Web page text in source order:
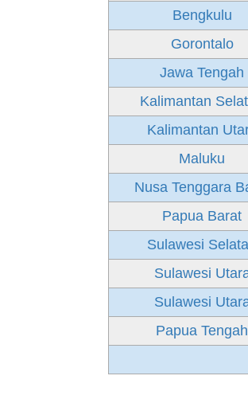
Bengkulu
Gorontalo
Jawa Tengah
Kalimantan
Kalimantan
Maluku
Nusa Tenggara
Papua Barat
Sulawesi
Sulawesi
Sulawesi
Papua Tengah